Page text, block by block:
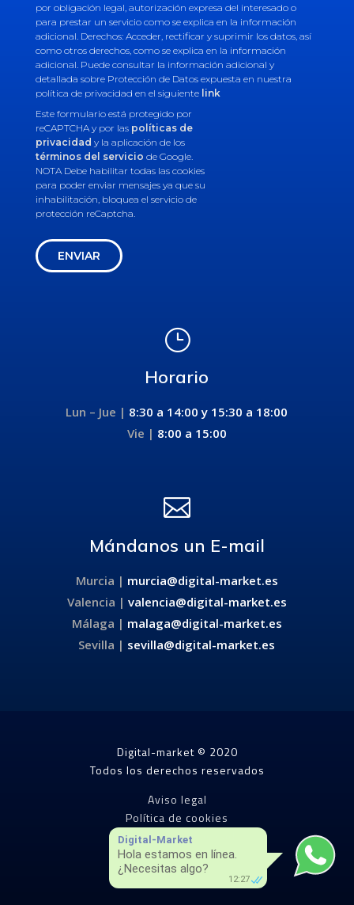
por obligación legal, autorización expresa del interesado o
para prestar un servicio como se explica en la información
adicional. Derechos: Acceder, rectificar y suprimir los datos, así
como otros derechos, como se explica en la información
adicional. Puede consultar la información adicional y
detallada sobre Protección de Datos expuesta en nuestra
política de privacidad en el siguiente link
Este formulario está protegido por
reCAPTCHA y por las políticas de
privacidad y la aplicación de los
términos del servicio de Google.
NOTA Debe habilitar todas las cookies
para poder enviar mensajes ya que su
inhabilitación, bloquea el servicio de
protección reCaptcha.
ENVIAR
}
Horario
Lun – Jue | 8:30 a 14:00 y 15:30 a 18:00
Vie | 8:00 a 15:00

Mándanos un E-mail
Murcia | murcia@digital-market.es
Valencia | valencia@digital-market.es
Málaga | malaga@digital-market.es
Sevilla | sevilla@digital-market.es
Digital-market © 2020
Todos los derechos reservados
Aviso legal
Política de cookies
Política de privacidad
Digital-Market
Hola estamos en línea.
¿Necesitas algo?
12:27